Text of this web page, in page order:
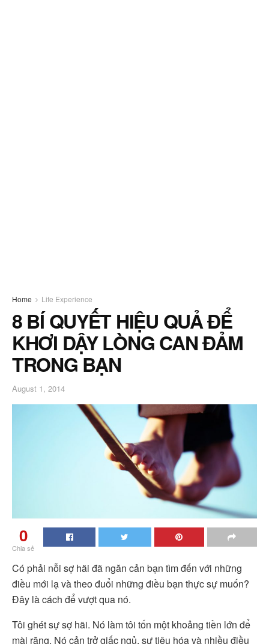
Home Life Experience
8 BÍ QUYẾT HIỆU QUẢ ĐỂ
KHƠI DẬY LÒNG CAN ĐẢM
TRONG BẠN
August 1, 2014
0
Chia sẻ
Có phải nỗi sợ hãi đã ngăn cản bạn tìm đến với những
điều mới lạ và theo đuổi những điều bạn thực sự muốn?
Đây là cách để vượt qua nó.
Tôi ghét sự sợ hãi. Nó làm tôi tốn một khoảng tiền lớn để
mài răng. Nó cản trở giấc ngủ, sự tiêu hóa và nhiều điều